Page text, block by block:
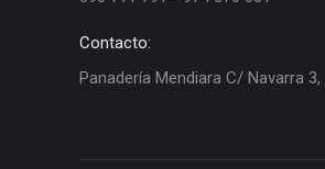
Contacto:
Panadería Mendiara C/ Navarra